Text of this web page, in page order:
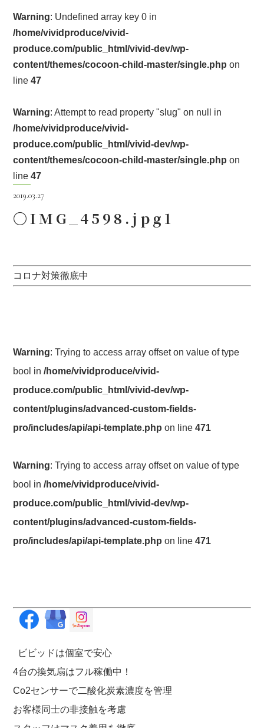
Warning: Undefined array key 0 in
/home/vividproduce/vivid-
produce.com/public_html/vivid-dev/wp-
content/themes/cocoon-child-master/single.php on
line47
Warning: Attempt to read property "slug" on null in
/home/vividproduce/vivid-
produce.com/public_html/vivid-dev/wp-
content/themes/cocoon-child-master/single.php on
line47
2019.03.27
〇IMG_4598.jpg1
コロナ対策徹底中
Warning: Trying to access array offset on value of type
bool in/home/vividproduce/vivid-
produce.com/public_html/vivid-dev/wp-
content/plugins/advanced-custom-fields-
pro/includes/api/api-template.php on line471
Warning: Trying to access array offset on value of type
bool in/home/vividproduce/vivid-
produce.com/public_html/vivid-dev/wp-
content/plugins/advanced-custom-fields-
pro/includes/api/api-template.php on line471
ビビッドは個室で安心
4台の換気扇はフル稼働中！
Co2センサーで二酸化炭素濃度を管理
お客様同士の非接触を考慮